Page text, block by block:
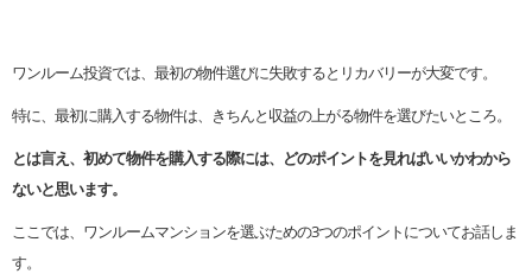
ワンルーム投資では、最初の物件選びに失敗するとリカバリーが大変です。
特に、最初に購入する物件は、きちんと収益の上がる物件を選びたいところ。
とは言え、初めて物件を購入する際には、どのポイントを見ればいいかわから
ないと思います。
ここでは、ワンルームマンションを選ぶための3つのポイントについてお話しま
す。